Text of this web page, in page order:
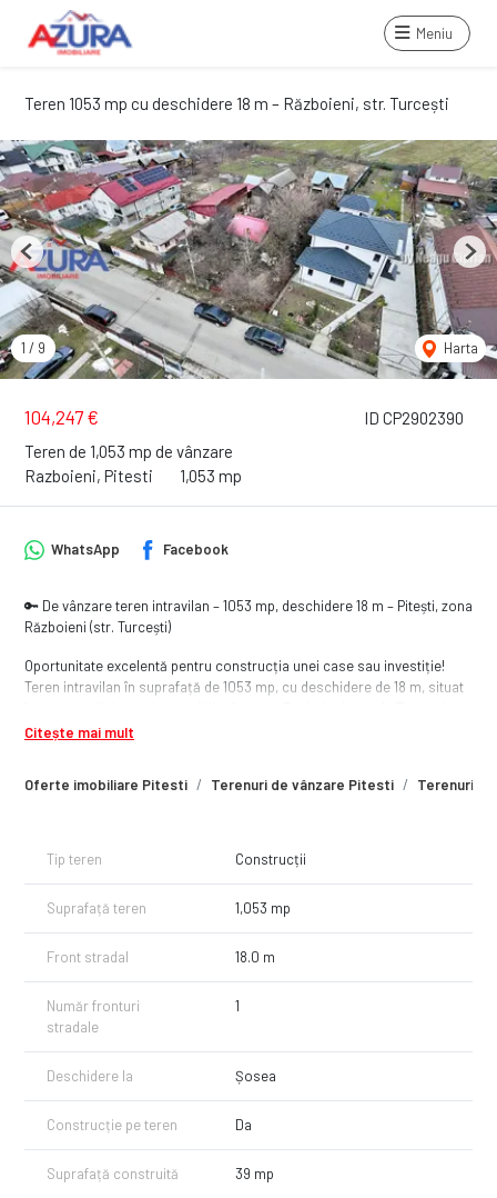
Meniu
Teren 1053 mp cu deschidere 18 m – Războieni, str. Turcești
ID CP2902390
104,247 €
Teren de 1,053 mp de vânzare
Razboieni, Pitesti
1,053 mp
1 / 9 Harta
Previous Next
Oferte imobiliare Pitesti Terenuri de vânzare Pitesti Terenuri
WhatsApp Facebook
🔑 De vânzare teren intravilan – 1053 mp, deschidere 18 m – Pitești, zona
Războieni (str. Turcești)
Oportunitate excelentă pentru construcția unei case sau investiție!
Teren intravilan în suprafață de 1053 mp, cu deschidere de 18 m, situat
drum asfaltat.
- apă
- canalizare
dezvoltare, ideal pentru locuință permanentă sau proiect imobiliar.
💡 Avantaje:
- zonă cu locuințe noi
- acces facil auto
- utilități disponibile imediat
Citește mai mult
Tip teren Construcții
Suprafață teren 1,053 mp
Front stradal 18.0 m
Număr fronturi
stradale
1
Deschidere la Șosea
Construcție pe teren Da
Suprafață construită 39 mp